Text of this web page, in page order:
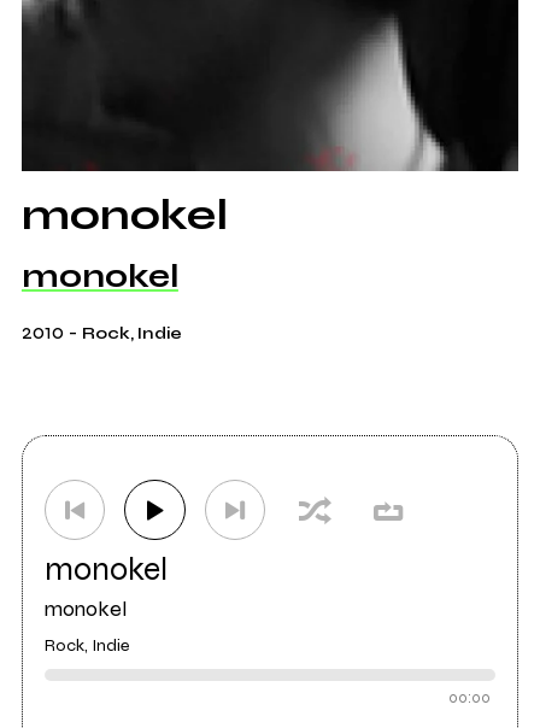
monokel
monokel
2010- Rock, Indie
monokel
monokel
Rock, Indie
00:00